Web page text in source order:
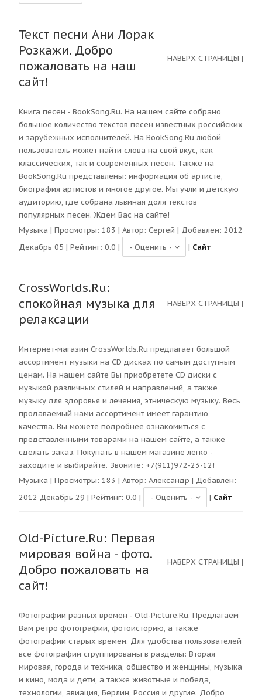
Текст песни Ани Лорак
Розкажи. Добро
пожаловать на наш
сайт!
НАВЕРХ СТРАНИЦЫ |
Книга песен - BookSong.Ru. На нашем сайте собрано
большое количество текстов песен известных российских
и зарубежных исполнителей. На BookSong.Ru любой
пользователь может найти слова на свой вкус, как
классических, так и современных песен. Также на
BookSong.Ru представлены: информация об артисте,
биография артистов и многое другое. Мы учли и детскую
аудиторию, где собрана львиная доля текстов
популярных песен. Ждем Вас на сайте!
Музыка | Просмотры: 183 | Автор: Сергей | Добавлен: 2012
Декабрь 05 | Рейтинг: 0.0 | | Сайт
CrossWorlds.Ru:
спокойная музыка для
релаксации
НАВЕРХ СТРАНИЦЫ |
Интернет-магазин CrossWorlds.Ru предлагает большой
ассортимент музыки на CD дисках по самым доступным
ценам. На нашем сайте Вы приобретете CD диски с
музыкой различных стилей и направлений, а также
музыку для здоровья и лечения, этническую музыку. Весь
продаваемый нами ассортимент имеет гарантию
качества. Вы можете подробнее ознакомиться с
представленными товарами на нашем сайте, а также
сделать заказ. Покупать в нашем магазине легко -
заходите и выбирайте. Звоните: +7(911)972-23-12!
Музыка | Просмотры: 183 | Автор: Александр | Добавлен:
2012 Декабрь 29 | Рейтинг: 0.0 | | Сайт
Old-Picture.Ru: Первая
мировая война - фото.
Добро пожаловать на
сайт!
НАВЕРХ СТРАНИЦЫ |
Фотографии разных времен - Old-Picture.Ru. Предлагаем
Вам ретро фотографии, фотоисторию, а также
фотографии старых времен. Для удобства пользователей
все фотографии сгруппированы в разделы: Вторая
мировая, города и техника, общество и женщины, музыка
и кино, мода и дети, а также животные и победа,
технологии, авиация, Берлин, Россия и другие. Добро